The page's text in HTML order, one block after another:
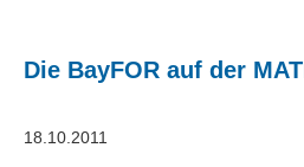
Die BayFOR auf der
18.10.2011